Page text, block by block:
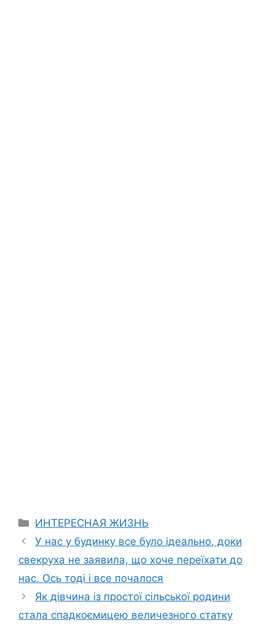
Categories
ИНТЕРЕСНАЯ ЖИЗНЬ
У нас у будинку все було ідеально, доки
свекруха не заявила, що хоче переїхати до
нас. Ось тоді і все почалося
Як дівчина із простої сільської родини
стала спадкоємицею величезного статку